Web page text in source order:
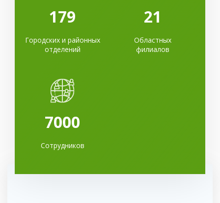
179
Городских и районных
отделений
21
Областных
филиалов
7000
Сотрудников